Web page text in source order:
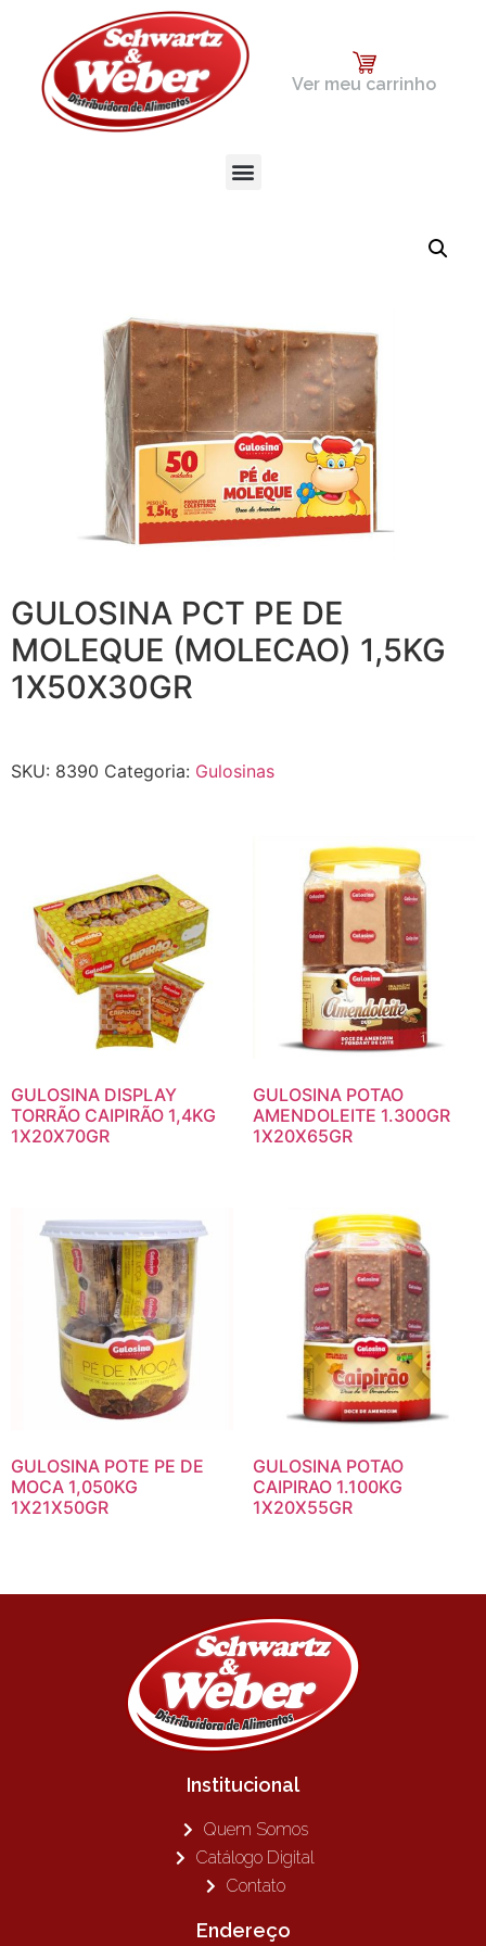
Ver meu carrinho
GULOSINA PCT PE DE
MOLEQUE (MOLECAO) 1,5KG
1X50X30GR
SKU: 8390 Categoria: Gulosinas
GULOSINA DISPLAY
TORRÃO CAIPIRÃO 1,4KG
1X20X70GR
GULOSINA POTAO
AMENDOLEITE 1.300GR
1X20X65GR
GULOSINA POTE PE DE
MOCA 1,050KG
1X21X50GR
GULOSINA POTAO
CAIPIRAO 1.100KG
1X20X55GR
Institucional
Quem Somos
Catálogo Digital
Contato
Endereço